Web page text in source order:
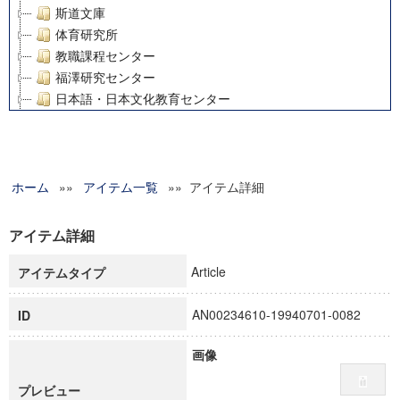
斯道文庫
体育研究所
教職課程センター
福澤研究センター
日本語・日本文化教育センター
グローバルリサーチインスティテュート
科学研究費補助金研究成果報告書
慶應義塾大学グローバルCOEプログラム市民社会ガバナンス
慶應義塾大学グローバルCOEプログラム論理と感性の先端的
博士課程教育リーディングプログラム「超成熟社会発展のサ
学術雑誌掲載論文等(8)
ホーム »» アイテム一覧 »» アイテム詳細
アイテム詳細
アイテムタイプ Article
ID AN00234610-19940701-0082
プレビュー
画像